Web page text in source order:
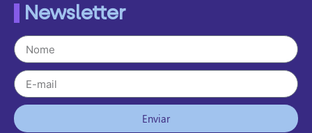
Newsletter
Enviar